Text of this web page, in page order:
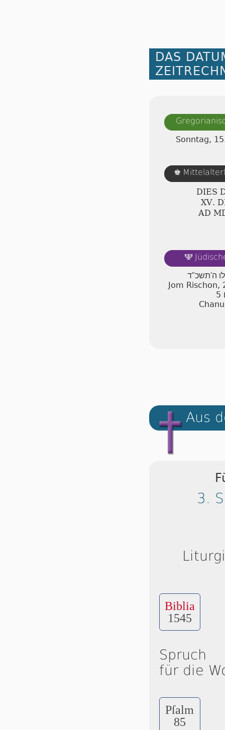
DAS
Sonntag,
♚
DIES
ⅩⅤ.
AD
🕎
ה'תשכ"ד
Jom Rischon,
5
Aus
3.
Biblia
1545
Spruch
für die
Pſalm
85